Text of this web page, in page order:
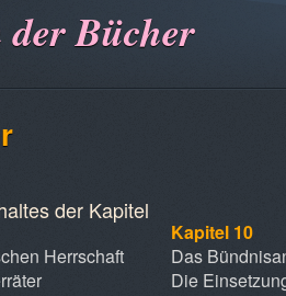
Bücher
der Kapitel
Herrschaft
Kapitel 10
Das
Die